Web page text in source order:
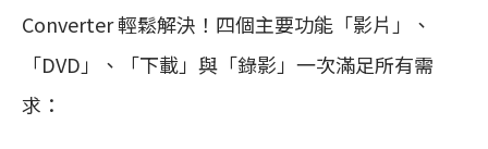
Converter 輕鬆解決！四個主要功能「影片」、
「DVD」、「下載」與「錄影」一次滿足所有需
求：